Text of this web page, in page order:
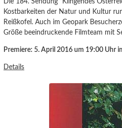
Kostbarkeiten der Natur und Kultur
Reißkofel. Auch im Geopark
Größe beeindruckende Filmteam mit
Premiere: 5. April 2016 um 19:00 Uhr
Details